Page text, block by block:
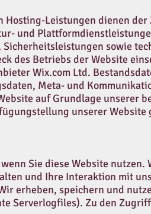
Hosting-Leistungen dienen
und
sowie
des Betriebs der Website
Wix.com Ltd.
Meta- und
auf Grundlage unserer
unserer Website
Sie diese Website nutzen.
und Ihre Interaktion mit
erheben, speichern und
Serverlogfiles). Zu den